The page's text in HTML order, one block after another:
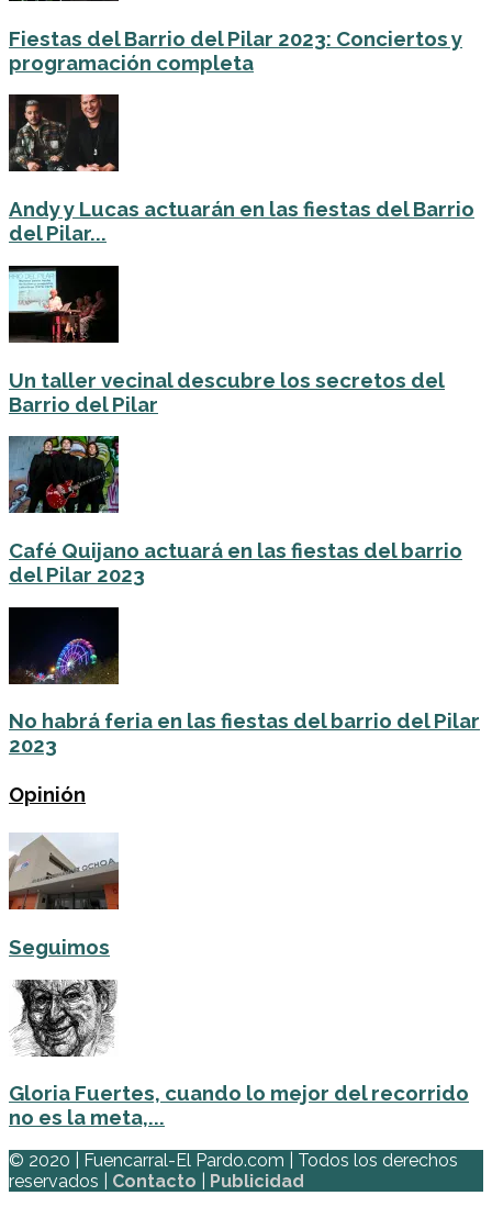
Fiestas del Barrio del Pilar 2023: Conciertos y
programación completa
Andy y Lucas actuarán en las fiestas del Barrio
del Pilar...
Un taller vecinal descubre los secretos del
Barrio del Pilar
Café Quijano actuará en las fiestas del barrio
del Pilar 2023
No habrá feria en las fiestas del barrio del Pilar
2023
Opinión
Seguimos
Gloria Fuertes, cuando lo mejor del recorrido
no es la meta,...
© 2020 | Fuencarral-El Pardo.com | Todos los derechos
reservados | Contacto Publicidad